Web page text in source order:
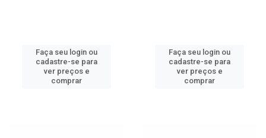
Faça seu login ou
cadastre-se para
ver preços e
comprar
Faça seu login ou
cadastre-se para
ver preços e
comprar